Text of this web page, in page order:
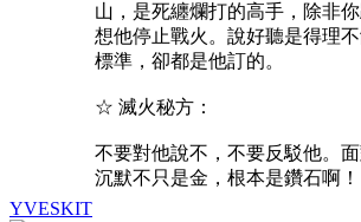
YVESKIT
山，是死纏爛打的高手，除非
想他停止戰火。說好聽是得理
標準，卻都是他訂的。
☆ 滅火秘方：
不要對他說不，不要反駁他。
沉默不只是金，根本是鑽石啊！